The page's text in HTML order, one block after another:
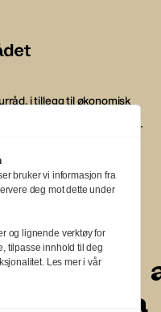
i tillegg til økonomisk
og
Redaktør- og Vær Varsom-
aa
a
bruker vi informasjon fra
deg mot dette under
og lignende verktøy for
tilpasse innhold til deg
Les mer i vår